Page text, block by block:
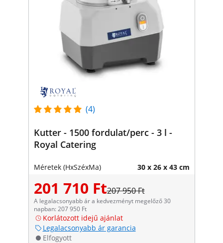
(4)
Kutter - 1500 fordulat/perc - 3 l -
Royal Catering
Méretek (HxSzéxMa) 30 x 26 x 43 cm
201 710 Ft207 950 Ft
A legalacsonyabb ár a kedvezményt megelőző 30
napban: 207 950 Ft
Korlátozott idejű ajánlat
Legalacsonyabb ár garancia
Elfogyott